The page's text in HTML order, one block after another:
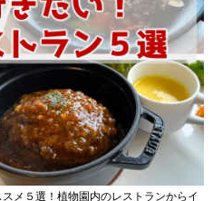
メ５選！植物園内のレストランからイ